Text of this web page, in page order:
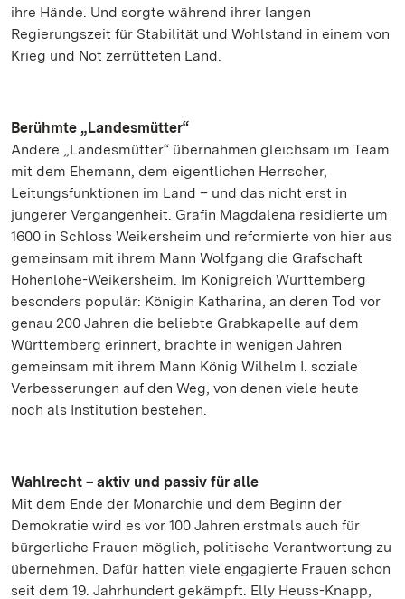
ihre Hände. Und sorgte während ihrer langen
Regierungszeit für Stabilität und Wohlstand in einem von
Krieg und Not zerrütteten Land.
Berühmte „Landesmütter“
Andere „Landesmütter“ übernahmen gleichsam im Team
mit dem Ehemann, dem eigentlichen Herrscher,
Leitungsfunktionen im Land – und das nicht erst in
jüngerer Vergangenheit. Gräfin Magdalena residierte um
1600 in Schloss Weikersheim und reformierte von hier aus
gemeinsam mit ihrem Mann Wolfgang die Grafschaft
Hohenlohe-Weikersheim. Im Königreich Württemberg
besonders populär: Königin Katharina, an deren Tod vor
genau 200 Jahren die beliebte Grabkapelle auf dem
Württemberg erinnert, brachte in wenigen Jahren
gemeinsam mit ihrem Mann König Wilhelm I. soziale
Verbesserungen auf den Weg, von denen viele heute
noch als Institution bestehen.
Wahlrecht – aktiv und passiv für alle
Mit dem Ende der Monarchie und dem Beginn der
Demokratie wird es vor 100 Jahren erstmals auch für
bürgerliche Frauen möglich, politische Verantwortung zu
übernehmen. Dafür hatten viele engagierte Frauen schon
seit dem 19. Jahrhundert gekämpft. Elly Heuss-Knapp,